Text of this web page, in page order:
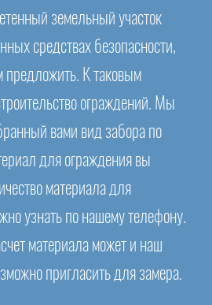
земельный участок
средствах безопасности,
К таковым
ограждений. Мы
вами вид забора по
для ограждения вы
материала для
узнать по нашему телефону.
материала может и наш
пригласить для замера.